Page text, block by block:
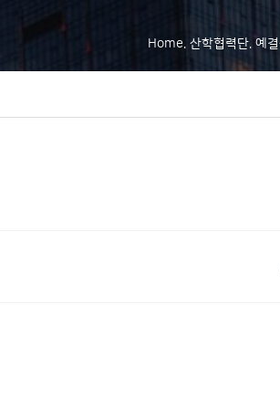
Home. 산학협력단. 예